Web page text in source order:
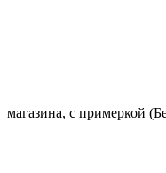
магазина, с примеркой